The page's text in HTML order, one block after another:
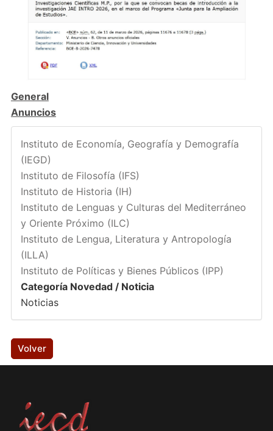
General
Anuncios
Instituto de Economía, Geografía y Demografía
(IEGD)
Instituto de Filosofía (IFS)
Instituto de Historia (IH)
Instituto de Lenguas y Culturas del Mediterráneo
y Oriente Próximo (ILC)
Instituto de Lengua, Literatura y Antropología
(ILLA)
Instituto de Políticas y Bienes Públicos (IPP)
Categoría Novedad / Noticia
Noticias
Volver